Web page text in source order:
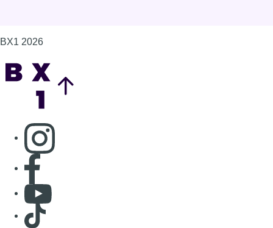
BX1 2026
Consulter page Instagram
Consulter page Facebook
Consulter Youtube
Consulter TikTok